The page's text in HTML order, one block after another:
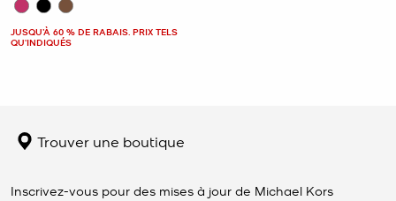
JUSQU’À 60 % DE RABAIS. PRIX TELS
QU'INDIQUÉS
Trouver une boutique
Inscrivez-vous pour des mises à jour de Michael Kors